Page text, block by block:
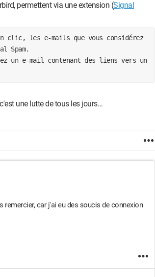
permettent via une extension (Signal
clic, les e-mails que vous considérez
Spam.
un e-mail contenant des liens vers un
une lutte de tous les jours…
remercier, car j'ai eu des soucis de connexion